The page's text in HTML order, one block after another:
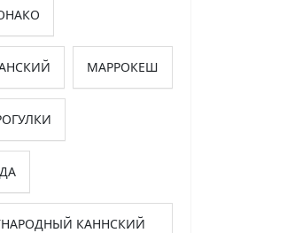
МАРРОКЕШ
КАННСКИЙ